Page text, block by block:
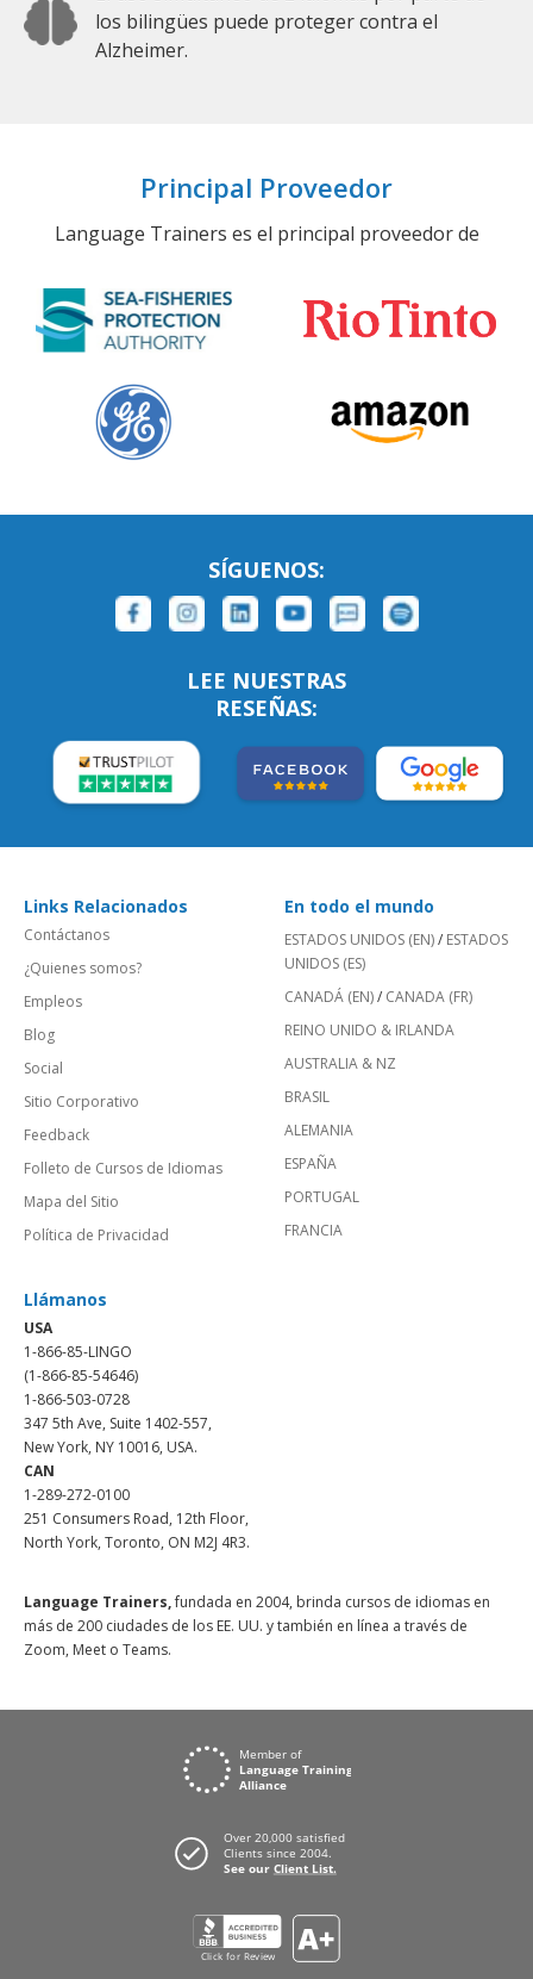
los bilingües puede proteger contra el
Alzheimer.
Principal Proveedor
Language Trainers es el principal proveedor de
SÍGUENOS:
LEE NUESTRAS
RESEÑAS:
Links Relacionados
Contáctanos
¿Quienes somos?
Empleos
Blog
Social
Sitio Corporativo
Feedback
Folleto de Cursos de Idiomas
Mapa del Sitio
Política de Privacidad
En todo el mundo
ESTADOS UNIDOS (EN)/ ESTADOS
UNIDOS (ES)
CANADÁ (EN)/ CANADA (FR)
REINO UNIDO & IRLANDA
AUSTRALIA & NZ
BRASIL
ALEMANIA
ESPAÑA
PORTUGAL
FRANCIA
Llámanos
USA
1-866-85-LINGO
(1-866-85-54646)
1-866-503-0728
347 5th Ave, Suite 1402-557,
New York, NY 10016, USA.
CAN
1-289-272-0100
251 Consumers Road, 12th Floor,
North York, Toronto, ON M2J 4R3.
Language Trainers,fundada en 2004, brinda cursos de idiomas en
más de 200 ciudades de los EE. UU. y también en línea a través de
Zoom, Meet o Teams.